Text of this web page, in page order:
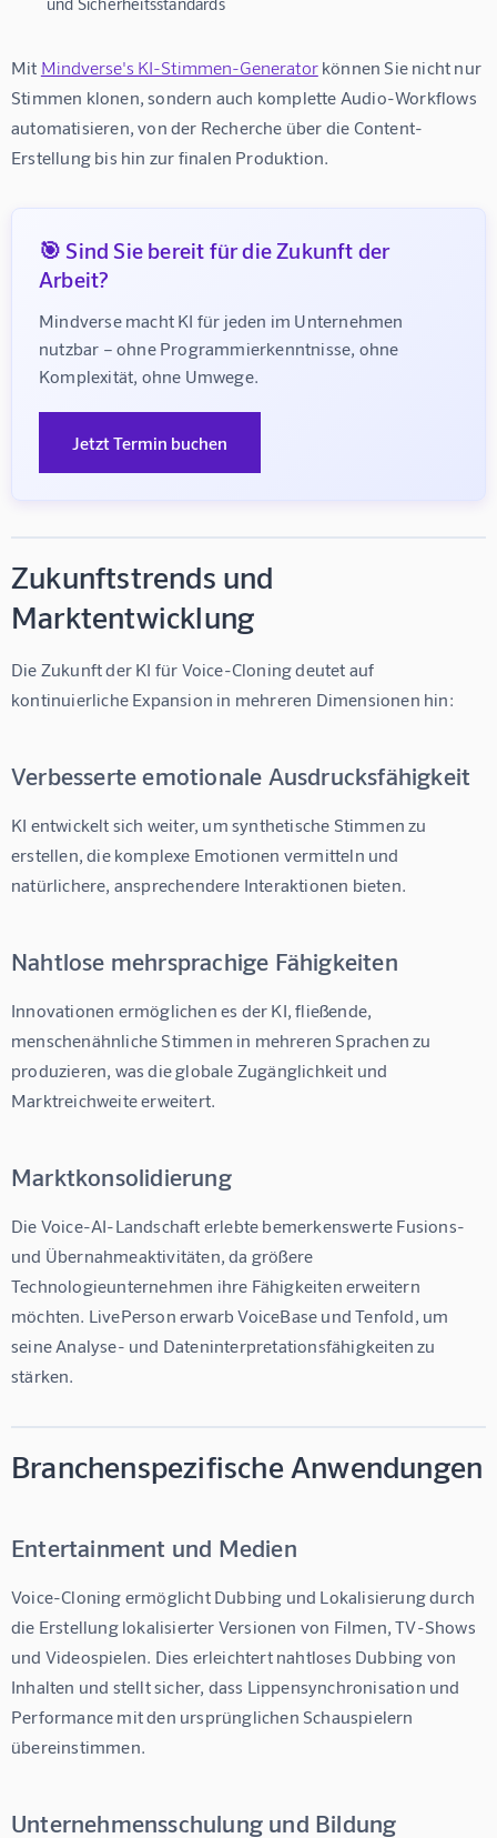
Mit Mindverse's KI-Stimmen-Generator können Sie nicht nur
Stimmen klonen, sondern auch komplette Audio-Workflows
automatisieren, von der Recherche über die Content-
Erstellung bis hin zur finalen Produktion.
🎯 Sind Sie bereit für die Zukunft der
Arbeit?
Mindverse macht KI für jeden im Unternehmen
nutzbar – ohne Programmierkenntnisse, ohne
Komplexität, ohne Umwege.
Jetzt Termin buchen
Zukunftstrends und
Marktentwicklung
Die Zukunft der KI für Voice-Cloning deutet auf
kontinuierliche Expansion in mehreren Dimensionen hin:
Verbesserte emotionale Ausdrucksfähigkeit
KI entwickelt sich weiter, um synthetische Stimmen zu
erstellen, die komplexe Emotionen vermitteln und
natürlichere, ansprechendere Interaktionen bieten.
Nahtlose mehrsprachige Fähigkeiten
Innovationen ermöglichen es der KI, fließende,
menschenähnliche Stimmen in mehreren Sprachen zu
produzieren, was die globale Zugänglichkeit und
Marktreichweite erweitert.
Marktkonsolidierung
Die Voice-AI-Landschaft erlebte bemerkenswerte Fusions-
und Übernahmeaktivitäten, da größere
Technologieunternehmen ihre Fähigkeiten erweitern
möchten. LivePerson erwarb VoiceBase und Tenfold, um
seine Analyse- und Dateninterpretationsfähigkeiten zu
stärken.
Branchenspezifische Anwendungen
Entertainment und Medien
Voice-Cloning ermöglicht Dubbing und Lokalisierung durch
die Erstellung lokalisierter Versionen von Filmen, TV-Shows
und Videospielen. Dies erleichtert nahtloses Dubbing von
Inhalten und stellt sicher, dass Lippensynchronisation und
Performance mit den ursprünglichen Schauspielern
übereinstimmen.
Unternehmensschulung und Bildung